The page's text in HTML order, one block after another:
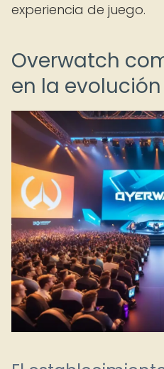
experiencia de juego.
Overwatch
en la